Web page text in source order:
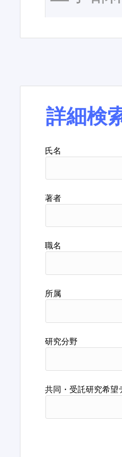
詳細検
氏名
著者
職名
所属
研究分野
共同・受託研究希望